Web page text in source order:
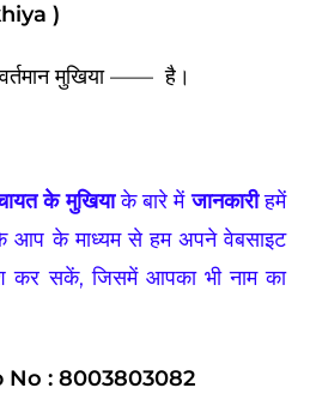
)
मुखिया —— है।
के मुखियाके बारे मेंजानकारीहमें
आप के माध्यम से हम अपने वेबसाइट
कर सकें, जिसमें आपका भी नाम का
: 8003803082